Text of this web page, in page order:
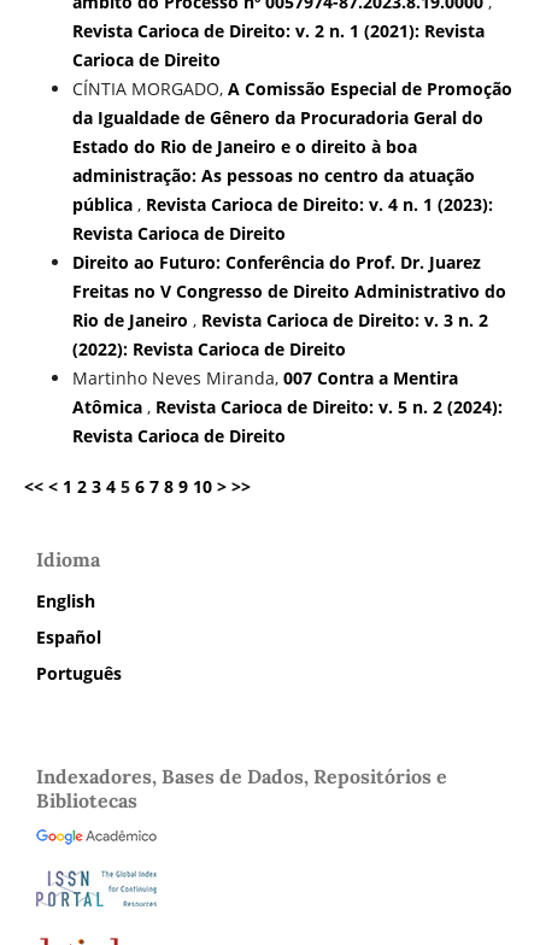
Revista Carioca de Direito: v. 2 n. 1 (2021): Revista
Carioca de Direito
CÍNTIA MORGADO, A Comissão Especial de Promoção
da Igualdade de Gênero da Procuradoria Geral do
Estado do Rio de Janeiro e o direito à boa
administração: As pessoas no centro da atuação
pública , Revista Carioca de Direito: v. 4 n. 1 (2023):
Revista Carioca de Direito
Direito ao Futuro: Conferência do Prof. Dr. Juarez
Freitas no V Congresso de Direito Administrativo do
Rio de Janeiro , Revista Carioca de Direito: v. 3 n. 2
(2022): Revista Carioca de Direito
Martinho Neves Miranda, 007 Contra a Mentira
Atômica , Revista Carioca de Direito: v. 5 n. 2 (2024):
Revista Carioca de Direito
<< < 1 2 3 4 5 6 7 8 9 10 > >>
Idioma
English
Español
Português
Indexadores, Bases de Dados, Repositórios e
Bibliotecas